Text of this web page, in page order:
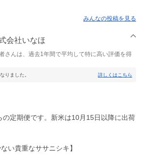
みんなの投稿を見る
会社いなほ
さんは、過去1年間で平均して特に高い評価を得
りました。 詳しくはこちら
定期便です。新米は10月15日以降に出荷
い貴重なササニシキ】